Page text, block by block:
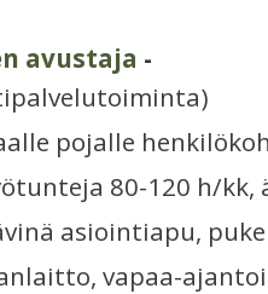
avustaja -
pojalle
80-120 h/
asiointiapu,
vapaa-